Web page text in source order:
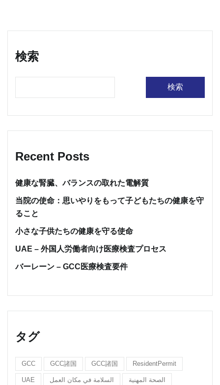
検索
検索
Recent Posts
健康な腎臓、バランスの取れた電解質
当院の使命：思いやりをもって子どもたちの健康を守
ること
小さな子供たちの健康を守る使命
UAE – 外国人労働者向け医療検査プロセス
バーレーン – GCC医療検査要件
タグ
GCC GCC諸国 GCC諸国 ResidentPermit
UAE السلامة في مكان العمل الصحة المهنية